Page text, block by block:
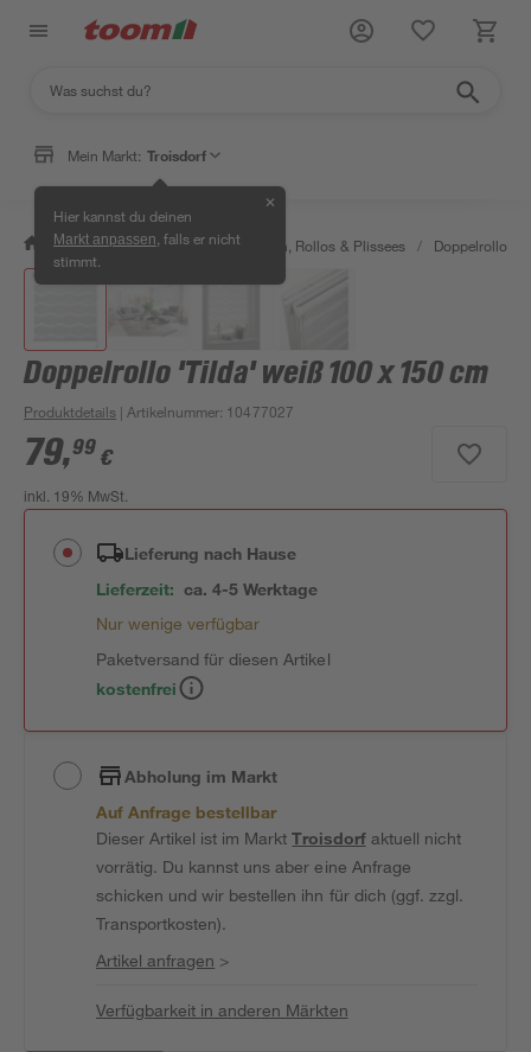
Mein Markt: Troisdorf
Hier kannst du deinen
Markt anpassen , falls er nicht
stimmt.
✕
/ Wohnen & Haushalt / Jalousien, Rollos & Plissees / Doppelrollos
Doppelrollo 'Tilda' weiß 100 x 150 cm
Produktdetails | Artikelnummer: 10477027
79,99 €
inkl. 19% MwSt.
Lieferung nach Hause
Lieferzeit: ca. 4-5 Werktage
Nur wenige verfügbar
Paketversand für diesen Artikel
kostenfrei
Abholung im Markt
Auf Anfrage bestellbar
Dieser Artikel ist im MarktTroisdorfaktuell nicht
vorrätig. Du kannst uns aber eine Anfrage
schicken und wir bestellen ihn für dich (ggf. zzgl.
Transportkosten).
Artikel anfragen >
Verfügbarkeit in anderen Märkten